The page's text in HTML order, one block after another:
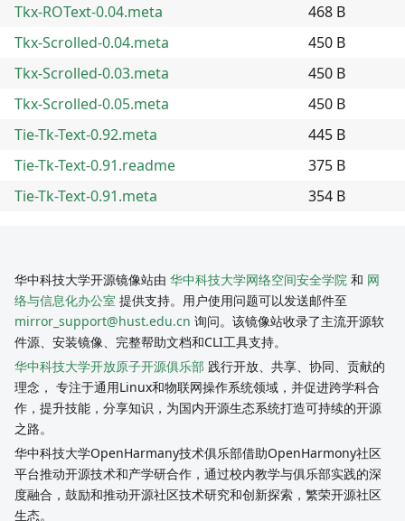
Tkx-ROText-0.04.meta
468 B
Tkx-Scrolled-0.04.meta
450 B
Tkx-Scrolled-0.03.meta
450 B
Tkx-Scrolled-0.05.meta
450 B
Tie-Tk-Text-0.92.meta
445 B
Tie-Tk-Text-0.91.readme
375 B
Tie-Tk-Text-0.91.meta
354 B
华中科技大学开源镜像站由 华中科技大学网络空间安全学院 和 网
络与信息化办公室 提供支持。用户使用问题可以发送邮件至
mirror_support@hust.edu.cn 询问。该镜像站收录了主流开源软
件源、安装镜像、完整帮助文档和CLI工具支持。
华中科技大学开放原子开源俱乐部 践行开放、共享、协同、贡献的
理念， 专注于通用Linux和物联网操作系统领域，并促进跨学科合
作，提升技能，分享知识，为国内开源生态系统打造可持续的开源
之路。
华中科技大学OpenHarmany技术俱乐部借助OpenHarmony社区
平台推动开源技术和产学研合作，通过校内教学与俱乐部实践的深
度融合，鼓励和推动开源社区技术研究和创新探索，繁荣开源社区
生态。